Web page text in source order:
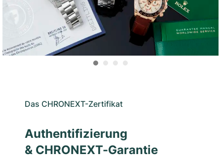
Das CHRONEXT-Zertifikat
Authentifizierung
& CHRONEXT-Garantie